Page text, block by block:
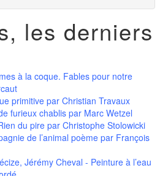
les derniers
à la coque. Fables pour notre
primitive par Christian Travaux
furieux chablis par Marc Wetzel
du pire par Christophe Stolowicki
de l’animal poème par François
Jérémy Cheval - Peinture à l’eau